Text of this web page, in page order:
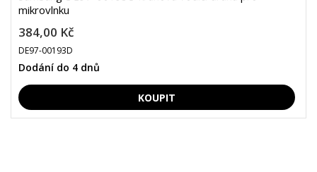
mikrovlnku
384,00 Kč
DE97-00193D
Dodání do 4 dnů